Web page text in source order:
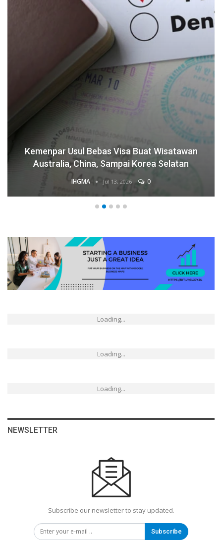
Kemenpar Usul Bebas Visa Buat Wisatawan
Australia, China, Sampai Korea Selatan
IHGMA Jul 13, 2026 0
Loading...
Loading...
Loading...
NEWSLETTER
Subscribe our newsletter to stay updated.
Subscribe